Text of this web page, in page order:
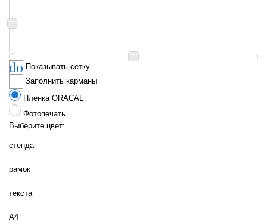
Показывать сетку
Заполнить карманы
Пленка ORACAL
Фотопечать
Выберите цвет:
стенда
рамок
текста
А4